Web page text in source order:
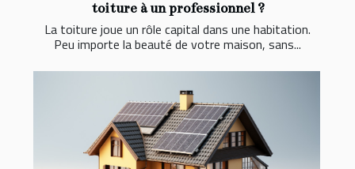
toiture à un professionnel ?
La toiture joue un rôle capital dans une habitation.
Peu importe la beauté de votre maison, sans...